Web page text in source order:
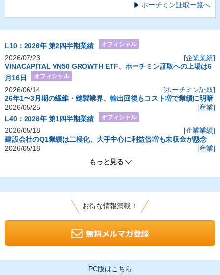
ホーチミン証取一覧へ
L10：2026年 第2四半期業績 オフィシャル
2026/07/23
[企業業績]
VINACAPITAL VN50 GROWTH ETF、ホーチミン証取への上場は6
月16日
オフィシャル
2026/06/14
[ホーチミン証取]
26年1〜3月期の繊維・縫製業界、輸出回復もコスト増で業績に明暗
2026/05/25
[産業]
L40：2026年 第1四半期業績
オフィシャル
2026/05/18
[企業業績]
建設会社のQ1業績は二極化、大手中心に利益倍増も未収金が懸念
2026/05/18
[産業]
もっと見る
お得な情報満載！
PC版はこちら